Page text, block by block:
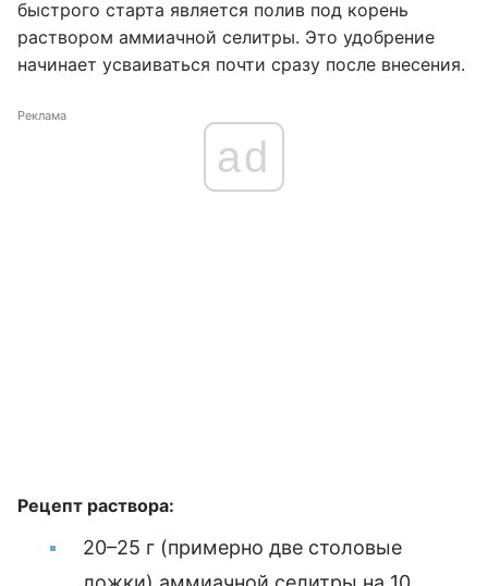
быстрого старта является полив под корень
раствором аммиачной селитры. Это удобрение
начинает усваиваться почти сразу после внесения.
Реклама
ad
Рецепт раствора:
20–25 г (примерно две столовые